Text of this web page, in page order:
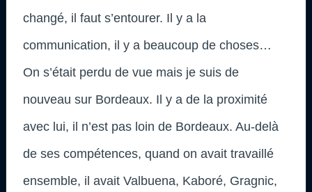
changé, il faut s’entourer. Il y a la
communication, il y a beaucoup de choses…
On s’était perdu de vue mais je suis de
nouveau sur Bordeaux. Il y a de la proximité
avec lui, il n’est pas loin de Bordeaux. Au-delà
de ses compétences, quand on avait travaillé
ensemble, il avait Valbuena, Kaboré, Gragnic,